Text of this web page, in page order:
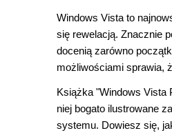
Windows Vista to
się rewelacją. Znacznie
docenią zarówno
możliwościami sprawia,
Książka "Windows Vista
niej bogato ilustrowane
systemu. Dowiesz się,